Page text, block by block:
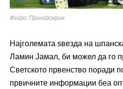
Фото: Принтскрин
Најголемата ѕвезда на
Ламин Јамал, би можел да го
Светското првенство поради
првичните информации беа